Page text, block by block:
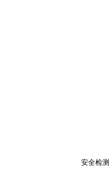
安全检